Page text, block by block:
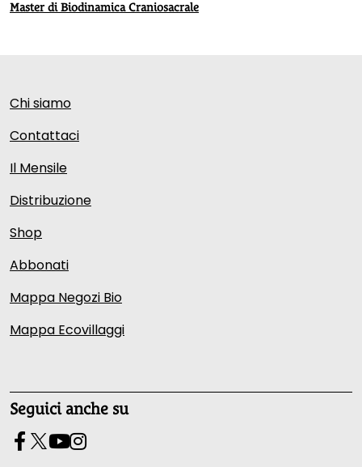
Master di Biodinamica Craniosacrale
Chi siamo
Contattaci
Il Mensile
Distribuzione
Shop
Abbonati
Mappa Negozi Bio
Mappa Ecovillaggi
Seguici anche su